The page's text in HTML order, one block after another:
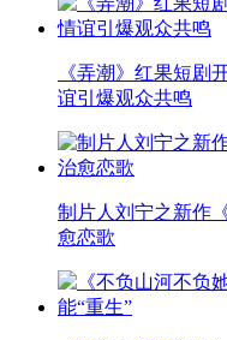
《弄潮》红果短剧
谊引爆观众共鸣
制片人刘宁之新作
愈恋歌